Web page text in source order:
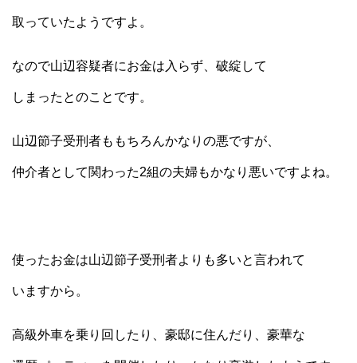
取っていたようですよ。
なので山辺容疑者にお金は入らず、破綻して
しまったとのことです。
山辺節子受刑者ももちろんかなりの悪ですが、
仲介者として関わった2組の夫婦もかなり悪いですよね。
使ったお金は山辺節子受刑者よりも多いと言われて
いますから。
高級外車を乗り回したり、豪邸に住んだり、豪華な